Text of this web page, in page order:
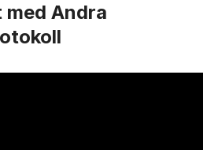
med Andra